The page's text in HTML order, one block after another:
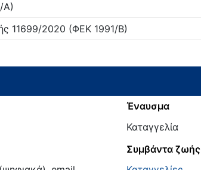
Α)
11699/2020 (ΦΕΚ 1991/Β)
Έναυσμα
Καταγγελία
Συμβάντα ζωής